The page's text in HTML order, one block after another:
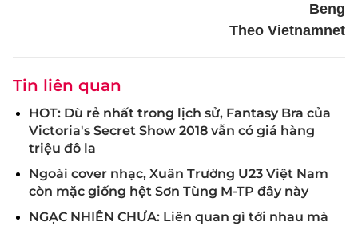
Beng
Theo Vietnamnet
Tin liên quan
HOT: Dù rẻ nhất trong lịch sử, Fantasy Bra của
Victoria's Secret Show 2018 vẫn có giá hàng
triệu đô la
Ngoài cover nhạc, Xuân Trường U23 Việt Nam
còn mặc giống hệt Sơn Tùng M-TP đây này
NGẠC NHIÊN CHƯA: Liên quan gì tới nhau mà